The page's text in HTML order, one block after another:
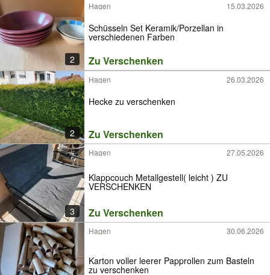
2
Hagen 15.03.2026
Schüsseln Set Keramik/Porzellan in
verschiedenen Farben
Zu Verschenken
2
Hagen 26.03.2026
Hecke zu verschenken
Zu Verschenken
3
Hagen 27.05.2026
Klappcouch Metallgestell( leicht ) ZU
VERSCHENKEN
Zu Verschenken
Hagen 30.06.2026
Karton voller leerer Papprollen zum Basteln
zu verschenken